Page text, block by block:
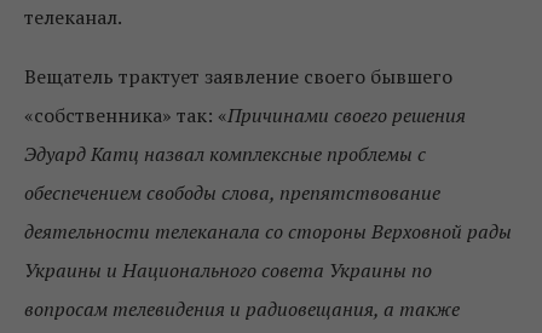
телеканал.
Вещатель трактует заявление своего бывшего
«собственника» так: «Причинами своего решения
Эдуард Катц назвал комплексные проблемы с
обеспечением свободы слова, препятствование
деятельности телеканала со стороны Верховной рады
Украины и Национального совета Украины по
вопросам телевидения и радиовещания, а также